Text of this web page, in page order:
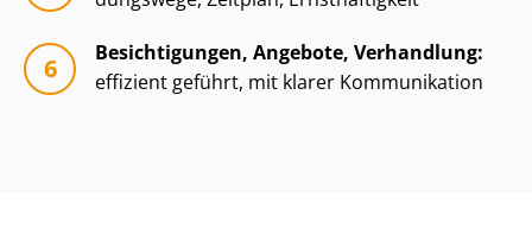
Besichtigungen, Angebote, Verhandlung:
effizient geführt, mit klarer Kommunikation